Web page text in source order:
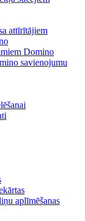
attīrītājiem
Domino
savienojumu
aplīmēšanas